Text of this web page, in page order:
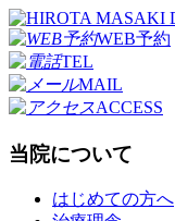
WEB予約
TEL
MAIL
ACCESS
当院について
はじめての方へ